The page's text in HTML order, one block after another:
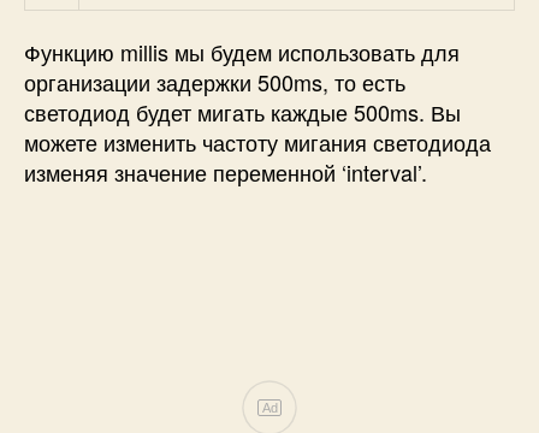
Функцию millis мы будем использовать для
организации задержки 500ms, то есть
светодиод будет мигать каждые 500ms. Вы
можете изменить частоту мигания светодиода
изменяя значение переменной ‘interval’.
Ad